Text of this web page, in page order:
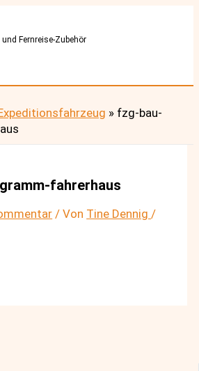
Fernreise-Zubehör
» fzg-bau-
fahrerhaus
/ Von Tine Dennig/